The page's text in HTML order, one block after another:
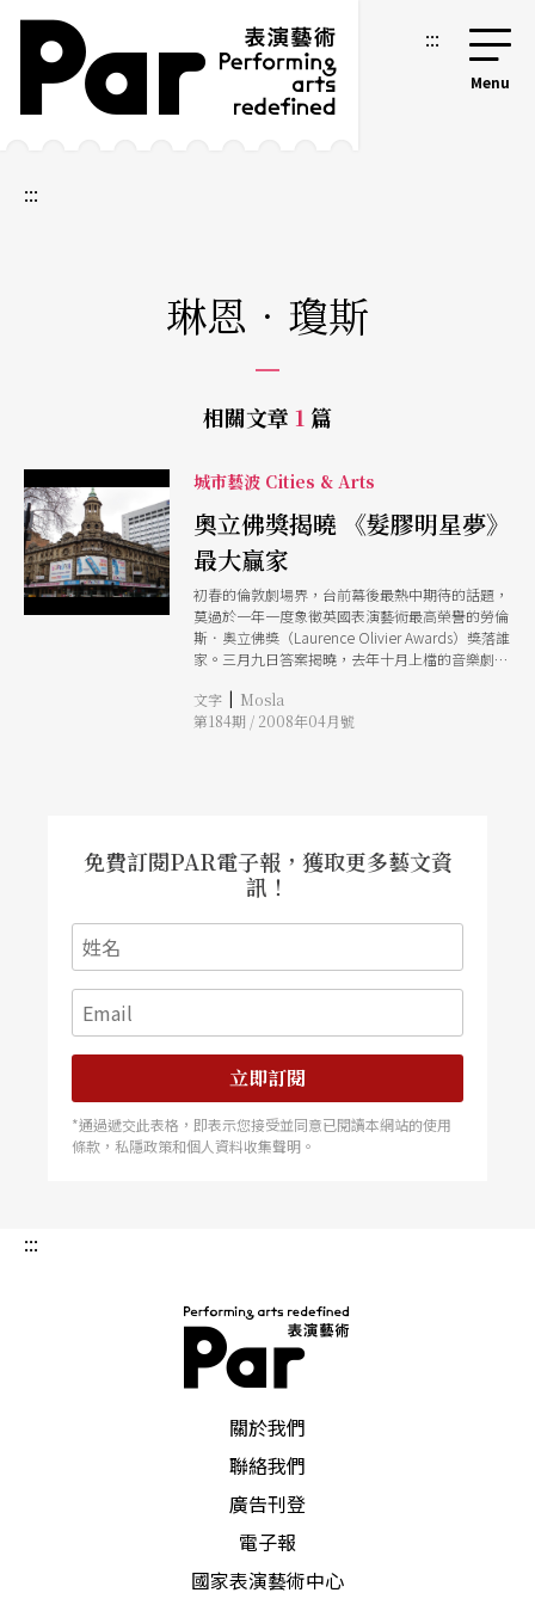
跳到主要內容區塊
網站導覽 :::
:::
琳恩．瓊斯
相關文章 1 篇
城市藝波 Cities & Arts
奧立佛獎揭曉 《髮膠明星夢》
最大贏家
初春的倫敦劇場界，台前幕後最熱中期待的話題，
莫過於一年一度象徵英國表演藝術最高榮譽的勞倫
斯．奧立佛獎（Laurence Olivier Awards）獎落誰
家。三月九日答案揭曉，去年十月上檔的音樂劇
劇、最佳男女主角及配角等四項音樂劇類大獎，成
為今年最大贏家。
文字 | Mosla
第184期 / 2008年04月號
免費訂閱PAR電子報，獲取更多藝文資
訊！
立即訂閱
*通過遞交此表格，即表示您接受並同意已閱讀本網站的使用
條款，私隱政策和個人資料收集聲明。
:::
關於我們
聯絡我們
廣告刊登
電子報
國家表演藝術中心